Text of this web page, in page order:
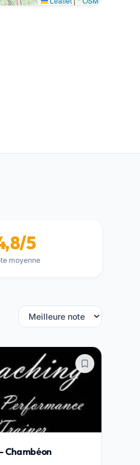
5
moyenne
Chambéon